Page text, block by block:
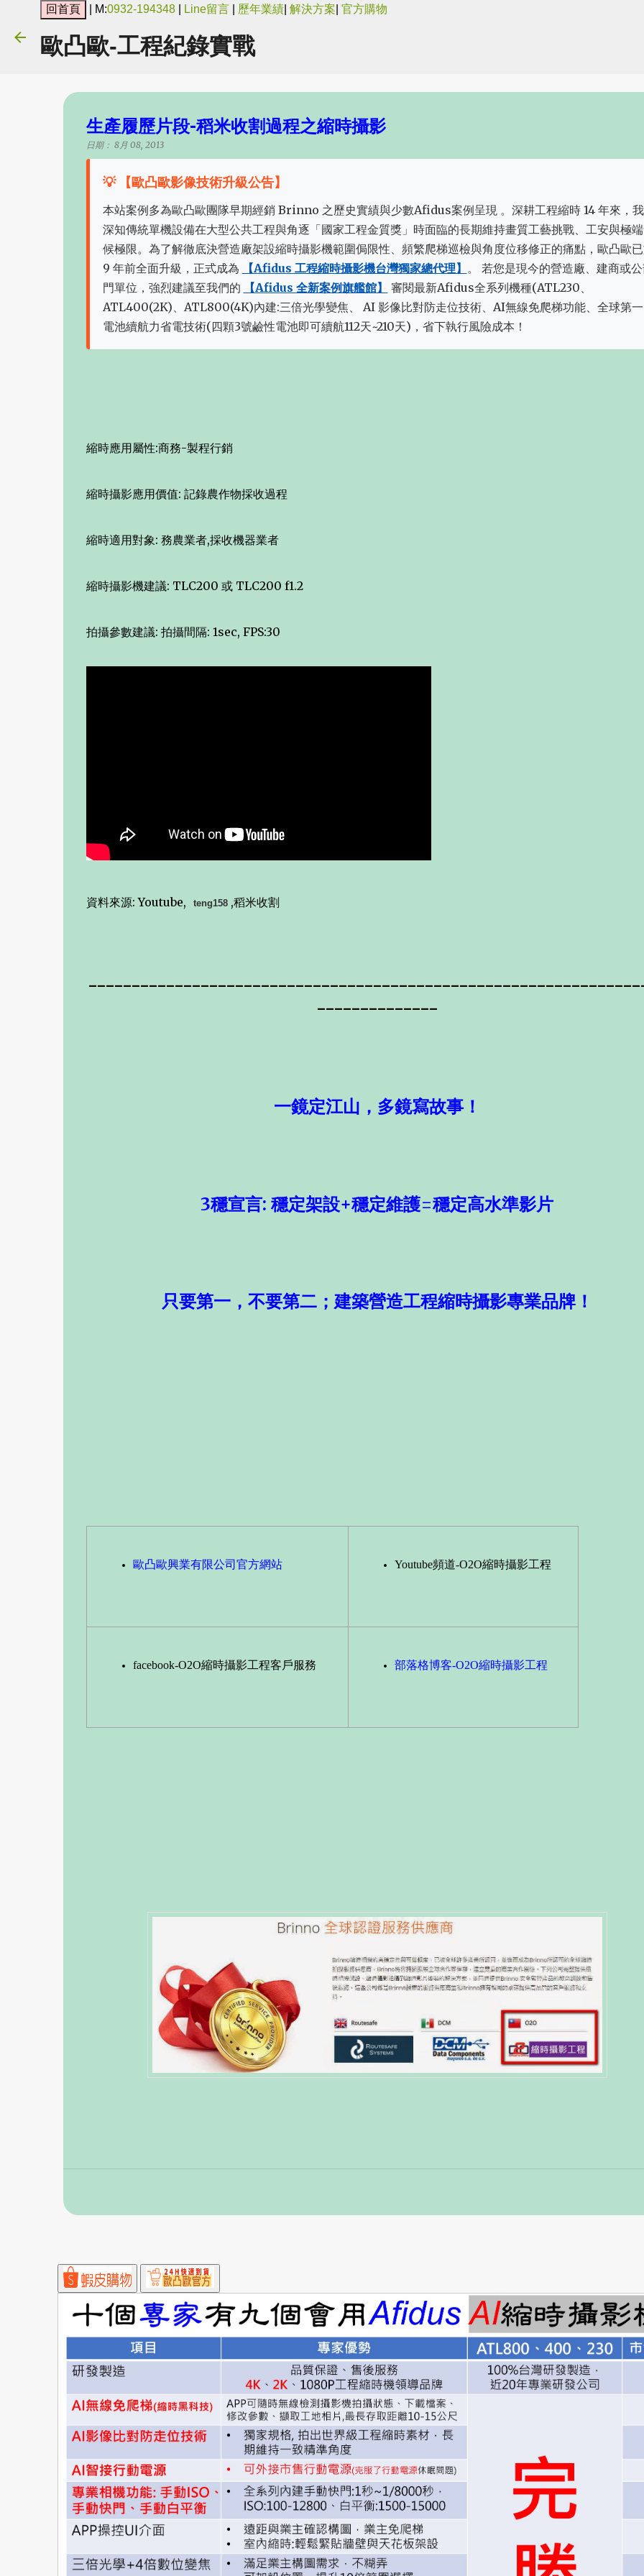
| M:0932-194348 Line留言 歷年業績 解決方案 官方購物
歐凸歐-工程紀錄實戰
生產履歷片段-稻米收割過程之縮時攝影
日期： 8月 08, 2013
💡 【歐凸歐影像技術升級公告】
本站案例多為歐凸歐團隊早期經銷 Brinno 之歷史實績與少數Afidus案例呈現 。深耕工程縮時 14 年來，
深知傳統單機設備在大型公共工程與角逐「國家工程金質獎」時面臨的長期維持畫質工藝挑戰、工安與極
候極限。為了解徹底決營造廠架設縮時攝影機範圍侷限性、頻繁爬梯巡檢與角度位移修正的痛點，歐凸歐
9 年前全面升級，正式成為
【Afidus 工程縮時攝影機台灣獨家總代理】 。 若您是現今的營造廠、建商或
門單位，強烈建議至我們的
【Afidus 全新案例旗艦館】
審閱最新Afidus全系列機種(ATL230、
ATL400(2K)、ATL800(4K)內建:三倍光學變焦、 AI 影像比對防走位技術、AI無線免爬梯功能、全球第
電池續航力省電技術(四顆3號鹼性電池即可續航112天~210天)，省下執行風險成本！
縮時應用屬性:商務-製程行銷
縮時攝影應用價值: 記錄農作物採收過程
縮時適用對象: 務農業者,採收機器業者
縮時攝影機建議: TLC200 或 TLC200 f1.2
拍攝參數建議: 拍攝間隔: 1sec, FPS:30
資料來源: Youtube, teng158,稻米收割
--------------
一鏡定江山，多鏡寫故事！
3穩宣言: 穩定架設+穩定維護=穩定高水準影片
只要第一，不要第二；建築營造工程縮時攝影專業品牌！
歐凸歐興業有限公司官方網站 Youtube頻道-O2O縮時攝影工程
facebook-O2O縮時攝影工程客戶服務 部落格博客-O2O縮時攝影工程